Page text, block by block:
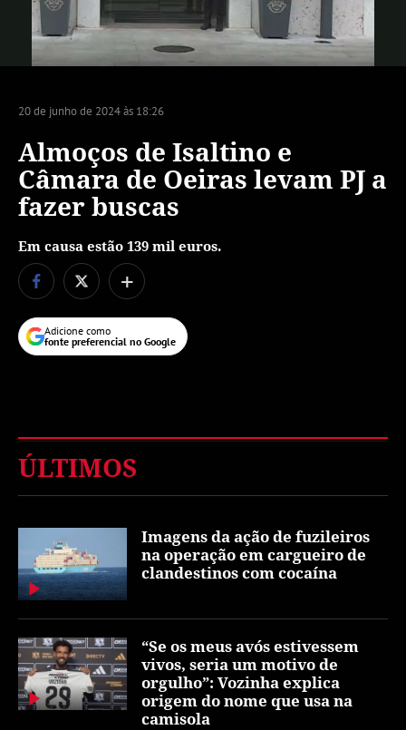
20 de junho de 2024 às 18:26
Almoços de Isaltino e
Câmara de Oeiras levam PJ a
fazer buscas
Em causa estão 139 mil euros.
+
Adicione como
fonte preferencial no Google
ÚLTIMOS
Imagens da ação de fuzileiros
na operação em cargueiro de
clandestinos com cocaína
“Se os meus avós estivessem
vivos, seria um motivo de
orgulho”: Vozinha explica
origem do nome que usa na
camisola